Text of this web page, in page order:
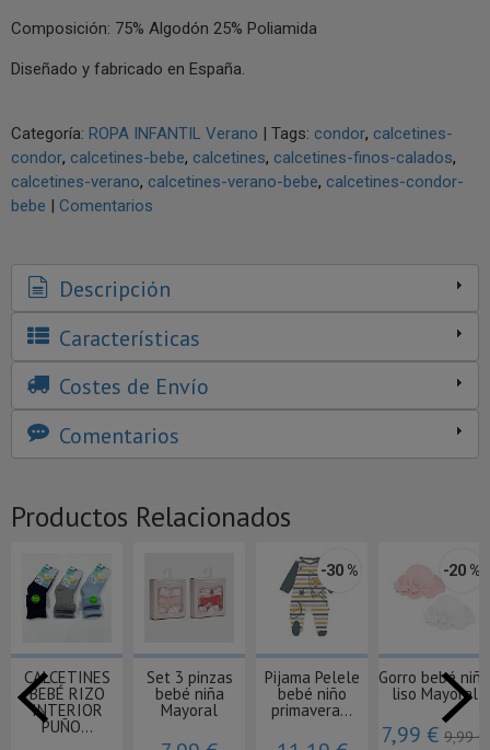
Composición: 75% Algodón 25% Poliamida
Diseñado y fabricado en España.
Categoría: ROPA INFANTIL Verano | Tags: condor calcetines-
condor calcetines-bebe calcetines calcetines-finos-calados
calcetines-verano calcetines-verano-bebe calcetines-condor-
bebe | Comentarios
Descripción
Características
Costes de Envío
Comentarios
Productos Relacionados
CALCETINES
BEBÉ RIZO
INTERIOR
PUÑO...
Set 3 pinzas
bebé niña
Mayoral
-30 %
Pijama Pelele
bebé niño
primavera...
-20 %
Gorro bebé niña
liso Mayoral
7,99 € 9,99 €